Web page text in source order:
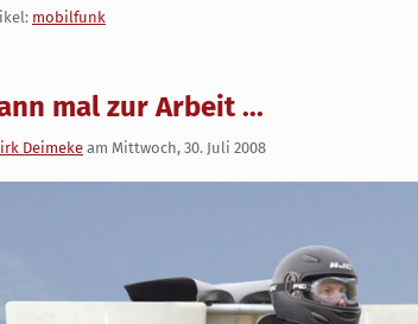
mobilfunk
mal zur Arbeit ...
Deimeke am Mittwoch, 30. Juli 2008